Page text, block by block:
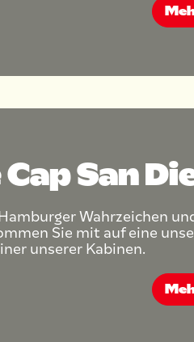
San
Hamburger Wahrzeichen
Sie mit auf eine
unserer Kabinen.